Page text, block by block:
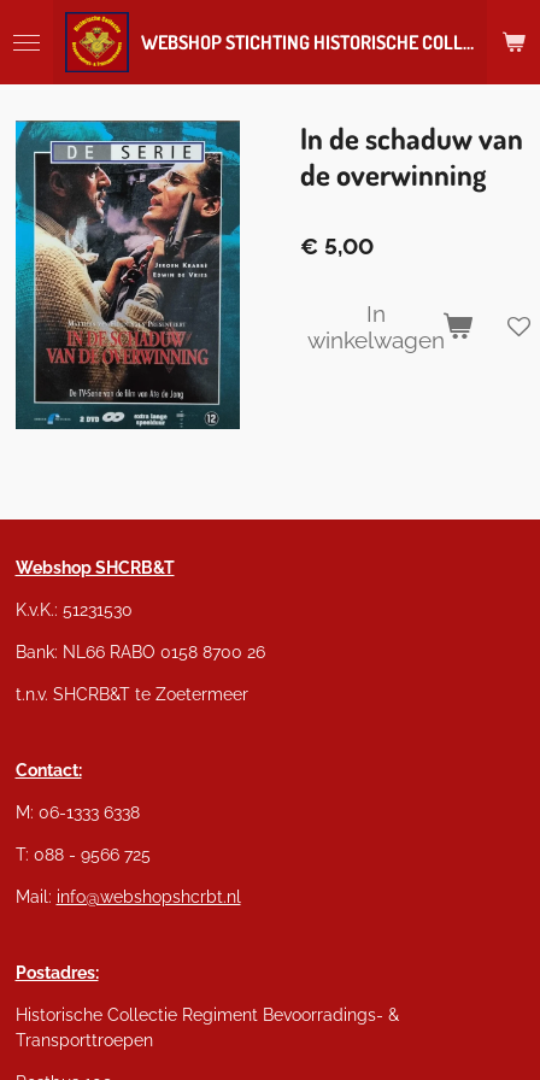
direct
hoofdinhoud
WEBSHOP STICHTING HISTORISCHE COLLECTIE REGIMENT
In de schaduw van
de overwinning
€ 5,00
In
winkelwagen
Webshop SHCRB&T
K.v.K.: 51231530
Bank: NL66 RABO 0158 8700 26
t.n.v. SHCRB&T te Zoetermeer
Contact:
M: 06-1333 6338
T: 088 - 9566 725
Mail: info@webshopshcrbt.nl
Postadres:
Historische Collectie Regiment Bevoorradings- &
Transporttroepen